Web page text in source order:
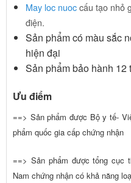
May loc nuoccấu tạo nhỏ
điện.
Sản phẩm có màu sắc
hiện đại
Sản phẩm bảo hành 12
Ưu điểm
==> Sản phẩm được Bộ y tế-
phẩm quốc gia cấp chứng nhận
==> Sản phẩm được tổng cục
Nam chứng nhận có khả năng